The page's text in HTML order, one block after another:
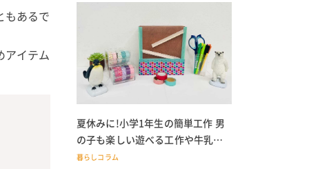
もあるで
アイテム
夏休みに!小学1年生の簡単工作 男
の子も楽しい遊べる工作や牛乳パ
ック貯金箱も
暮らしコラム